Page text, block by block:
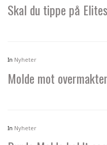
Skal du tippe på
In Nyheter
Molde mot
In Nyheter